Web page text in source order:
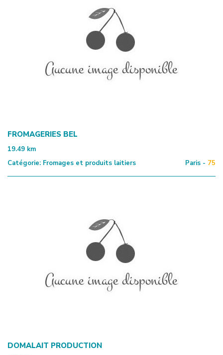
FROMAGERIES BEL
19.49 km
Catégorie: Fromages et produits laitiers Paris - 75
DOMALAIT PRODUCTION